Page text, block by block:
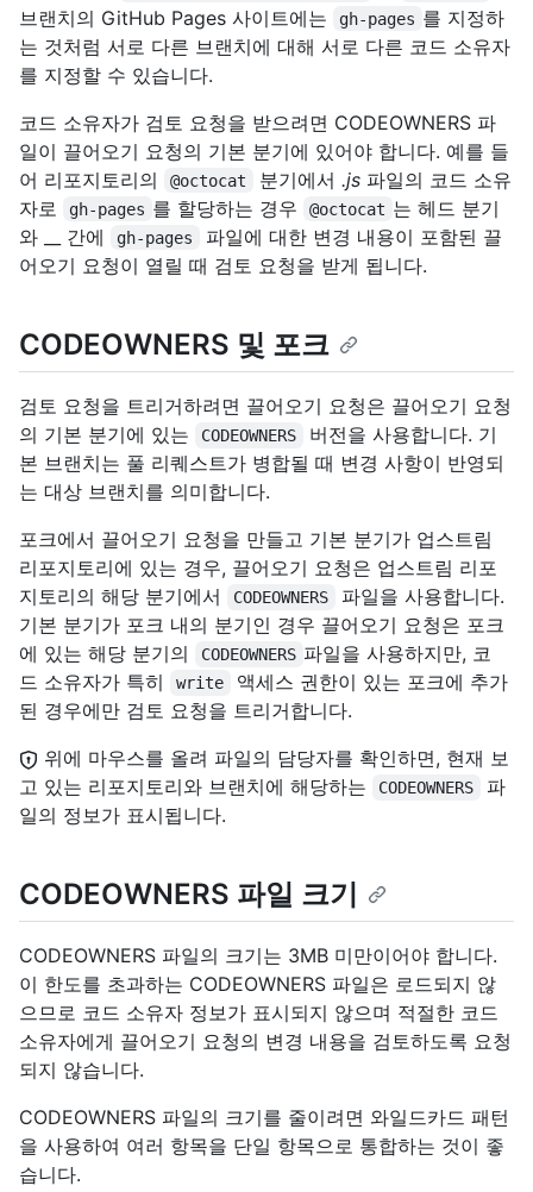
브랜치의 GitHub Pages 사이트에는
gh-pages 를 지정하
는 것처럼 서로 다른 브랜치에 대해 서로 다른 코드 소유자
를 지정할 수 있습니다.
코드 소유자가 검토 요청을 받으려면 CODEOWNERS 파
일이 끌어오기 요청의 기본 분기에 있어야 합니다. 예를 들
어 리포지토리의
@octocat 분기에서 .js파일의 코드 소유
자로
gh-pages 를 할당하는 경우 @octocat 는 헤드 분기
와 __ 간에
gh-pages
파일에 대한 변경 내용이 포함된 끌
어오기 요청이 열릴 때 검토 요청을 받게 됩니다.
CODEOWNERS 및 포크
검토 요청을 트리거하려면 끌어오기 요청은 끌어오기 요청
의 기본 분기에 있는
CODEOWNERS
버전을 사용합니다. 기
본 브랜치는 풀 리퀘스트가 병합될 때 변경 사항이 반영되
는 대상 브랜치를 의미합니다.
포크에서 끌어오기 요청을 만들고 기본 분기가 업스트림
리포지토리에 있는 경우, 끌어오기 요청은 업스트림 리포
지토리의 해당 분기에서
CODEOWNERS
파일을 사용합니다.
기본 분기가 포크 내의 분기인 경우 끌어오기 요청은 포크
에 있는 해당 분기의
CODEOWNERS 파일을 사용하지만, 코
드 소유자가 특히
write
액세스 권한이 있는 포크에 추가
된 경우에만 검토 요청을 트리거합니다.
위에 마우스를 올려 파일의 담당자를 확인하면, 현재 보
고 있는 리포지토리와 브랜치에 해당하는
CODEOWNERS
파
일의 정보가 표시됩니다.
CODEOWNERS 파일 크기
CODEOWNERS 파일의 크기는 3MB 미만이어야 합니다.
이 한도를 초과하는 CODEOWNERS 파일은 로드되지 않
으므로 코드 소유자 정보가 표시되지 않으며 적절한 코드
소유자에게 끌어오기 요청의 변경 내용을 검토하도록 요청
되지 않습니다.
CODEOWNERS 파일의 크기를 줄이려면 와일드카드 패턴
을 사용하여 여러 항목을 단일 항목으로 통합하는 것이 좋
습니다.